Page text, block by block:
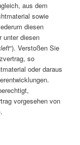
aus dem
sowie
diesen
unter diesen
“). Verstoßen Sie
so
oder daraus
vorgesehen von